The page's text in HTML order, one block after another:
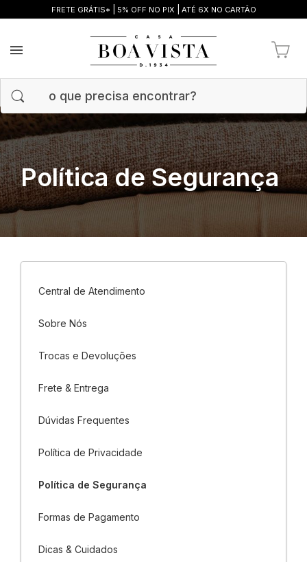
FRETE GRÁTIS* 5% OFF NO PIX ATÉ 6X NO CARTÃO
Política de Segurança
Central de Atendimento
Sobre Nós
Trocas e Devoluções
Frete & Entrega
Dúvidas Frequentes
Política de Privacidade
Política de Segurança
Formas de Pagamento
Dicas & Cuidados